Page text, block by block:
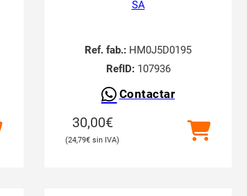
SA
Ref. fab.: HM0J5D0195
RefID:107936
Contactar
30,00€
24,79€